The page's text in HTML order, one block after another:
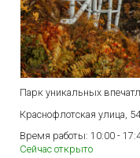
Парк уникальных
Краснофлотская улица,
Время работы: 10:00 -
Сейчас открыто